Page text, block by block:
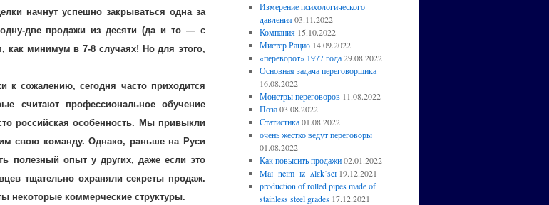
начнут успешно закрываться одна за
две продажи из десяти (да и то — с
как минимум в 7-8 случаях! Но для этого,
сожалению, сегодня часто приходится
считают профессиональное обучение
российская особенность. Мы привыкли
свою команду. Однако, раньше на Руси
полезный опыт у других, даже если это
тщательно охраняли секреты продаж.
некоторые коммерческие структуры.
Измерение психологического
давления 03.11.2022
Компания 15.10.2022
Мистер Рацио 14.09.2022
«переворот» 1977 года 29.08.2022
Основная задача переговорщика
16.08.2022
Монстры переговоров 11.08.2022
Поза 03.08.2022
Статистика 01.08.2022
очень жестко ведут переговоры
01.08.2022
Как повысить продажи 02.01.2022
Maɪ neɪm ɪz ʌlɛkˈseɪ 19.12.2021
production of rolled pipes made of
stainless steel grades 17.12.2021